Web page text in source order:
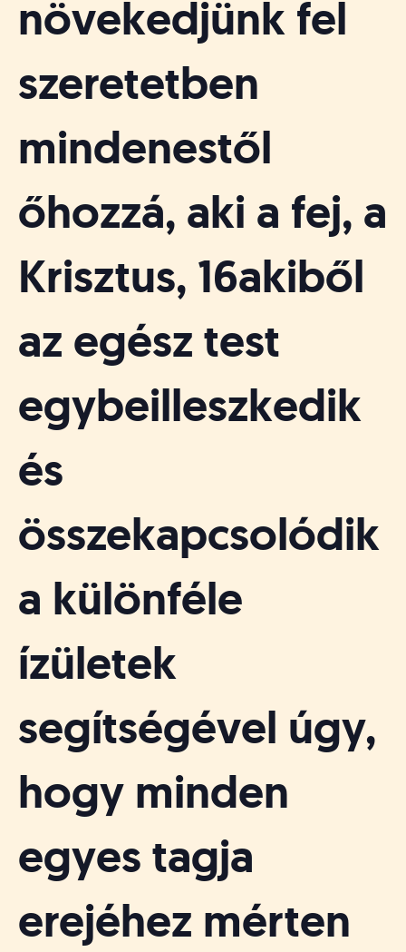
növekedjünk fel
szeretetben
mindenestől
őhozzá, aki a fej, a
Krisztus, 16akiből
az egész test
egybeilleszkedik
és
összekapcsolódik
a különféle
ízületek
segítségével úgy,
hogy minden
egyes tagja
erejéhez mérten